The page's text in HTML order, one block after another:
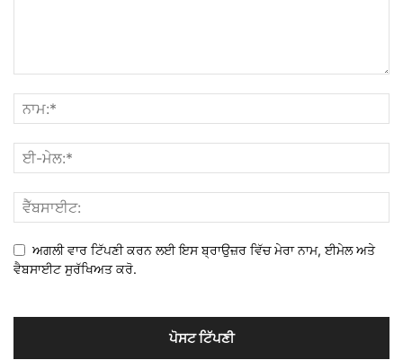
ਅਗਲੀ ਵਾਰ ਟਿੱਪਣੀ ਕਰਨ ਲਈ ਇਸ ਬ੍ਰਾਉਜ਼ਰ ਵਿੱਚ ਮੇਰਾ ਨਾਮ, ਈਮੇਲ ਅਤੇ
ਵੈਬਸਾਈਟ ਸੁਰੱਖਿਅਤ ਕਰੋ.